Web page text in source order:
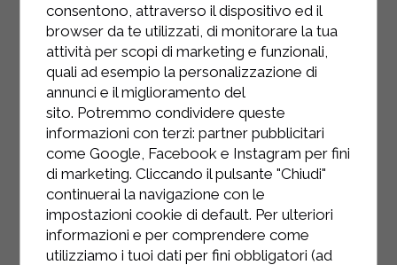
INSTAGRAM
consentono, attraverso il dispositivo ed il
browser da te utilizzati, di monitorare la tua
attività per scopi di marketing e funzionali,
quali ad esempio la personalizzazione di
annunci e il miglioramento del
sito. Potremmo condividere queste
informazioni con terzi: partner pubblicitari
come Google, Facebook e Instagram per fini
di marketing. Cliccando il pulsante "Chiudi"
continuerai la navigazione con le
impostazioni cookie di default. Per ulteriori
informazioni e per comprendere come
utilizziamo i tuoi dati per fini obbligatori (ad